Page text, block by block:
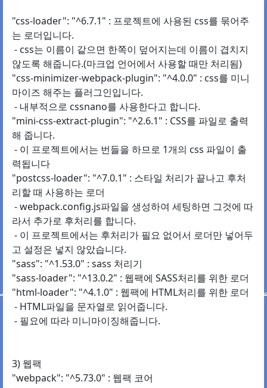
"css-loader": "^6.7.1" : 프로젝트에 사용된 css를 묶어주
는 로더입니다.
- css는 이름이 같으면 한쪽이 덮어지는데 이름이 겹치지
않도록 해줍니다.(마크업 언어에서 사용할 때만 처리됨)
"css-minimizer-webpack-plugin": "^4.0.0" : css를 미니
마이즈 해주는 플러그인입니다.
- 내부적으로 cssnano를 사용한다고 합니다.
"mini-css-extract-plugin": "^2.6.1" : CSS를 파일로 출력
해 줍니다.
- 이 프로젝트에서는 번들을 하므로 1개의 css 파일이 출
력됩니다
"postcss-loader": "^7.0.1" : 스타일 처리가 끝나고 후처
리할 때 사용하는 로더
- webpack.config.js파일을 생성하여 세팅하면 그것에 따
라서 추가로 후처리를 합니다.
- 이 프로젝트에서는 후처리가 필요 없어서 로더만 넣어두
고 설정은 넣지 않았습니다.
"sass": "^1.53.0" : sass 처리기
"sass-loader": "^13.0.2" : 웹팩에 SASS처리를 위한 로더
"html-loader": "^4.1.0" : 웹팩에 HTML처리를 위한 로더
- HTML파일을 문자열로 읽어줍니다.
- 필요에 따라 미니마이징해줍니다.
3) 웹팩
"webpack": "^5.73.0" : 웹팩 코어